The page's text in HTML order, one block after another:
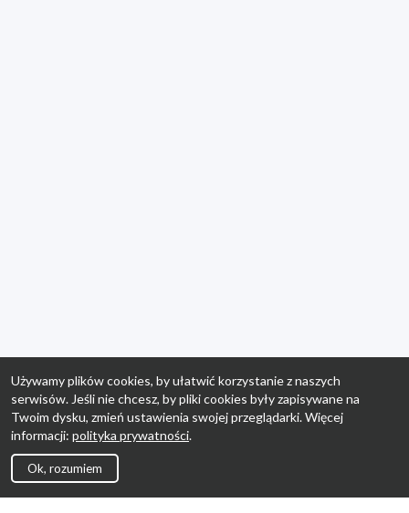
Używamy plików cookies, by ułatwić korzystanie z naszych
serwisów. Jeśli nie chcesz, by pliki cookies były zapisywane na
Twoim dysku, zmień ustawienia swojej przeglądarki. Więcej
informacji: polityka prywatności.
Ok, rozumiem